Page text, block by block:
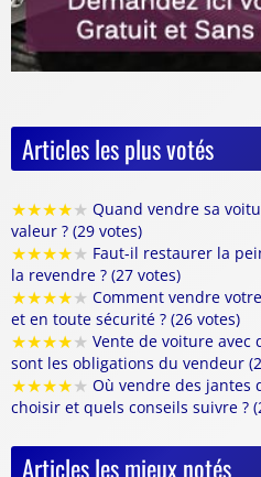
Articles les plus votés
★★★★★ Quand vendre sa
valeur ? (29 votes)
★★★★★ Faut-il restaurer la
la revendre ? (27 votes)
★★★★★ Comment vendre
et en toute sécurité ? (26 votes)
★★★★★ Vente de voiture avec
sont les obligations du vendeur
★★★★★ Où vendre des jantes
choisir et quels conseils suivre ?
Articles les mieux notés